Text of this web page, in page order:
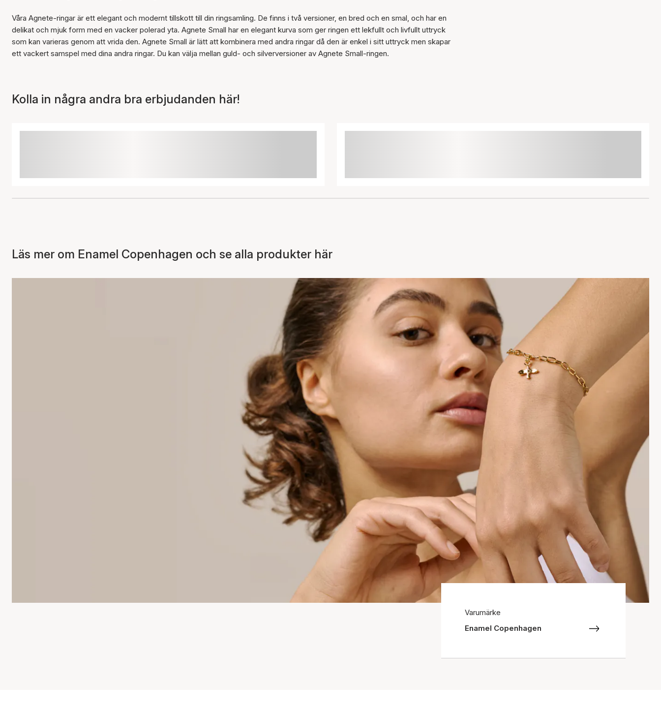
Våra Agnete-ringar är ett elegant och modernt tillskott till din ringsamling. De finns i två versioner, en bred och en smal, och har en
delikat och mjuk form med en vacker polerad yta. Agnete Small har en elegant kurva som ger ringen ett lekfullt och livfullt uttryck
som kan varieras genom att vrida den. Agnete Small är lätt att kombinera med andra ringar då den är enkel i sitt uttryck men skapar
ett vackert samspel med dina andra ringar. Du kan välja mellan guld- och silverversioner av Agnete Small-ringen.
Kolla in några andra bra erbjudanden här!
Läs mer om Enamel Copenhagen och se alla produkter här
Varumärke
Enamel Copenhagen